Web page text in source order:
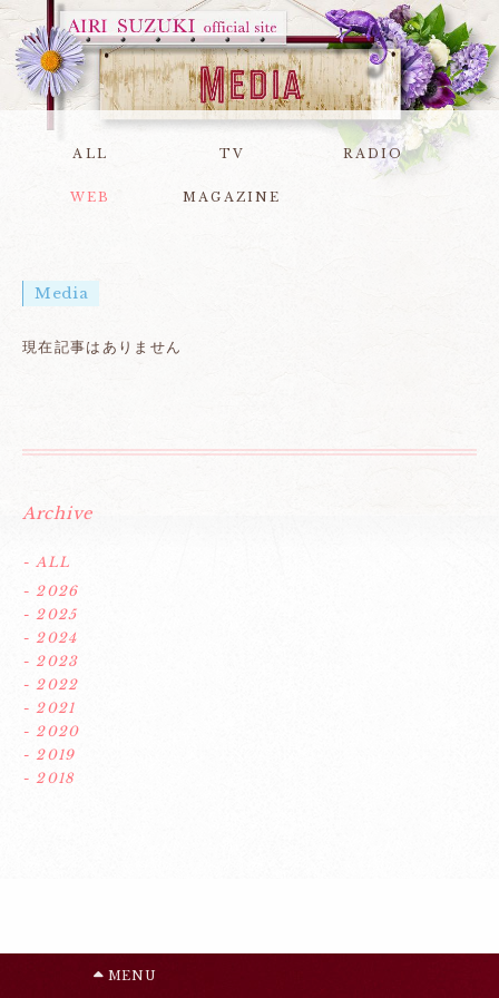
ALL TV RADIO
WEB MAGAZINE
Media
現在記事はありません
Archive
- ALL
- 2026
- 2025
- 2024
- 2023
- 2022
- 2021
- 2020
- 2019
- 2018
MENU